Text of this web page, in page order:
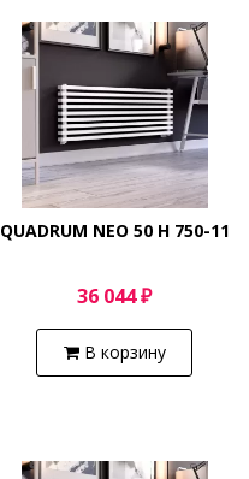
QUADRUM NEO 50 H 750-11
36 044 ₽
В корзину